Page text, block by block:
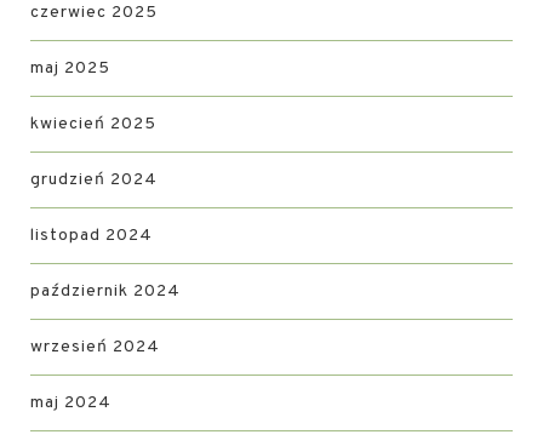
czerwiec 2025
maj 2025
kwiecień 2025
grudzień 2024
listopad 2024
październik 2024
wrzesień 2024
maj 2024